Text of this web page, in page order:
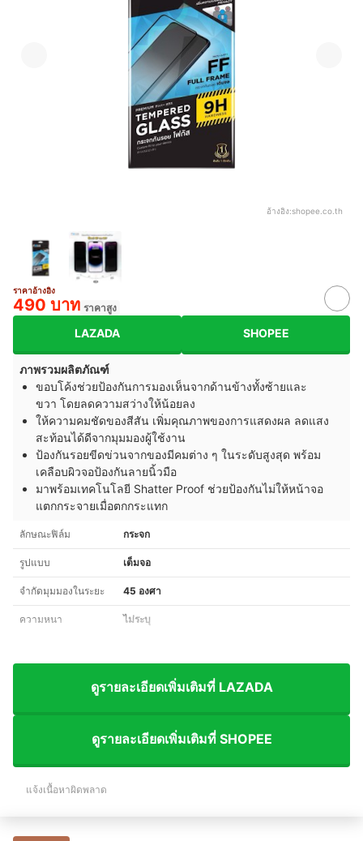
อ้างอิง:shopee.co.th
ราคาอ้างอิง
490 บาท ราคาสูง
LAZADA SHOPEE
ภาพรวมผลิตภัณฑ์
ขอบโค้งช่วยป้องกันการมองเห็นจากด้านข้างทั้งซ้ายและ
ขวา โดยลดความสว่างให้น้อยลง
ให้ความคมชัดของสีสัน เพิ่มคุณภาพของการแสดงผล ลดแสง
สะท้อนได้ดีจากมุมมองผู้ใช้งาน
ป้องกันรอยขีดข่วนจากของมีคมต่าง ๆ ในระดับสูงสุด พร้อม
เคลือบผิวจอป้องกันลายนิ้วมือ
มาพร้อมเทคโนโลยี Shatter Proof ช่วยป้องกันไม่ให้หน้าจอ
แตกกระจายเมื่อตกกระแทก
ลักษณะฟิล์ม กระจก
รูปแบบ เต็มจอ
จำกัดมุมมองในระยะ 45 องศา
ความหนา ไม่ระบุ
ดูรายละเอียดเพิ่มเติมที่ LAZADA
ดูรายละเอียดเพิ่มเติมที่ SHOPEE
แจ้งเนื้อหาผิดพลาด